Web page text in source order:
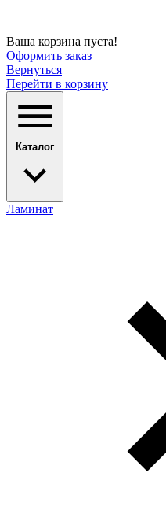
Ваша корзина пуста!
Оформить заказ
Вернуться
Перейти в корзину
Каталог
Ламинат